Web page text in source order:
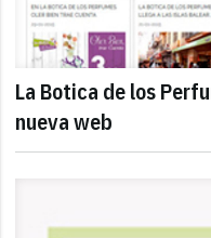
La Botica de los
nueva web